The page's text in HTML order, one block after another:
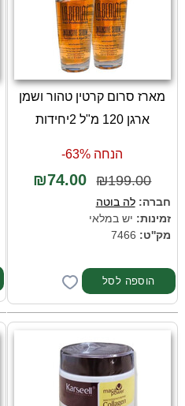
מארז סרום קרטין טהור ושמן
ארגן 120 מ"ל 2יחידות
הנחה 63%-
₪199.00
₪74.00
חברה:לה בוטה
זמינות: יש במלאי
מק''ט: